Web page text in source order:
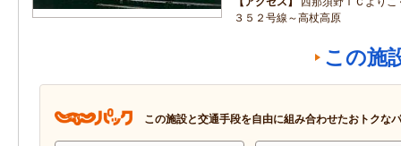
３５２号線～高杖高原
この施
この施設と交通手段を自由に組み合わせたおトクな